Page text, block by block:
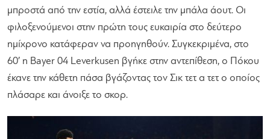
μπροστά από την εστία, αλλά έστειλε την μπάλα άουτ. Οι
φιλοξενούμενοι στην πρώτη τους ευκαιρία στο δεύτερο
ημίχρονο κατάφεραν να προηγηθούν. Συγκεκριμένα, στο
60′ η Bayer 04 Leverkusen βγήκε στην αντεπίθεση, ο Πόκου
έκανε την κάθετη πάσα βγάζοντας τον Σικ τετ α τετ ο οποίος
πλάσαρε και άνοιξε το σκορ.